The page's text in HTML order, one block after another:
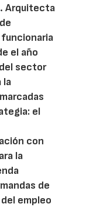
. Arquitecta
el año
sector
la
el
con
la
de
empleo